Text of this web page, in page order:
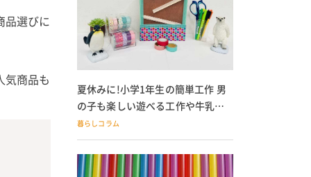
品選びに
気商品も
夏休みに!小学1年生の簡単工作 男
の子も楽しい遊べる工作や牛乳パ
ック貯金箱も
暮らしコラム